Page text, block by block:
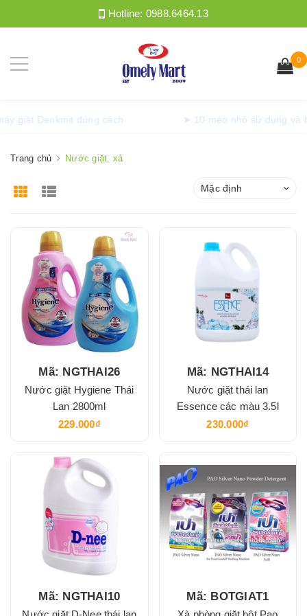
Hotline: 0988.6464.13
0
máy giặt Denkmit đúng cách ➤ 10 mẹo nhỏ sử
Trang chủ Nước giặt, xả
Mặc định
Mã: NGTHAI26
Nước giặt Hygiene Thái
Lan 2800ml
229.000₫
Mã: NGTHAI14
Nước giặt thái lan
Essence các màu 3.5l
230.000₫
Mã: NGTHAI10 Mã: BOTGIAT1